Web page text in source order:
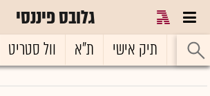
גלובס פיננסי
ראשי תיק אישי ת"א וול סטריט